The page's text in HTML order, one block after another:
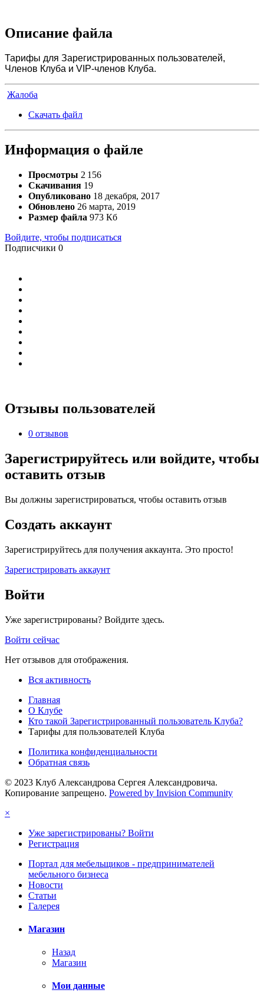
Описание файла
Тарифы для Зарегистрированных пользователей,
Членов Клуба и VIP-членов Клуба.
Жалоба
Скачать файл
Информация о файле
Просмотры 2 156
Скачивания 19
Опубликовано 18 декабря, 2017
Обновлено 26 марта, 2019
Размер файла 973 Кб
Войдите, чтобы подписаться
Подписчики 0
Отзывы пользователей
0 отзывов
Зарегистрируйтесь или войдите, чтобы
оставить отзыв
Вы должны зарегистрироваться, чтобы оставить отзыв
Создать аккаунт
Зарегистрируйтесь для получения аккаунта. Это просто!
Зарегистрировать аккаунт
Войти
Уже зарегистрированы? Войдите здесь.
Войти сейчас
Нет отзывов для отображения.
Вся активность
Главная
О Клубе
Кто такой Зарегистрированный пользователь Клуба?
Тарифы для пользователей Клуба
Политика конфиденциальности
Обратная связь
© 2023 Клуб Александрова Сергея Александровича.
Копирование запрещено. Powered by Invision Community
×
Уже зарегистрированы? Войти
Регистрация
Портал для мебельщиков - предпринимателей
мебельного бизнеса
Новости
Статьи
Галерея
Магазин
Назад
Магазин
Мои данные